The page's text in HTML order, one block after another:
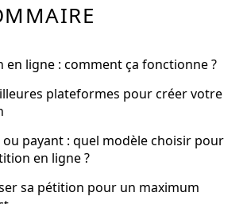
en ligne : comment ça fonctionne ?
plateformes pour créer votre
payant : quel modèle choisir pour
en ligne ?
sa pétition pour un maximum